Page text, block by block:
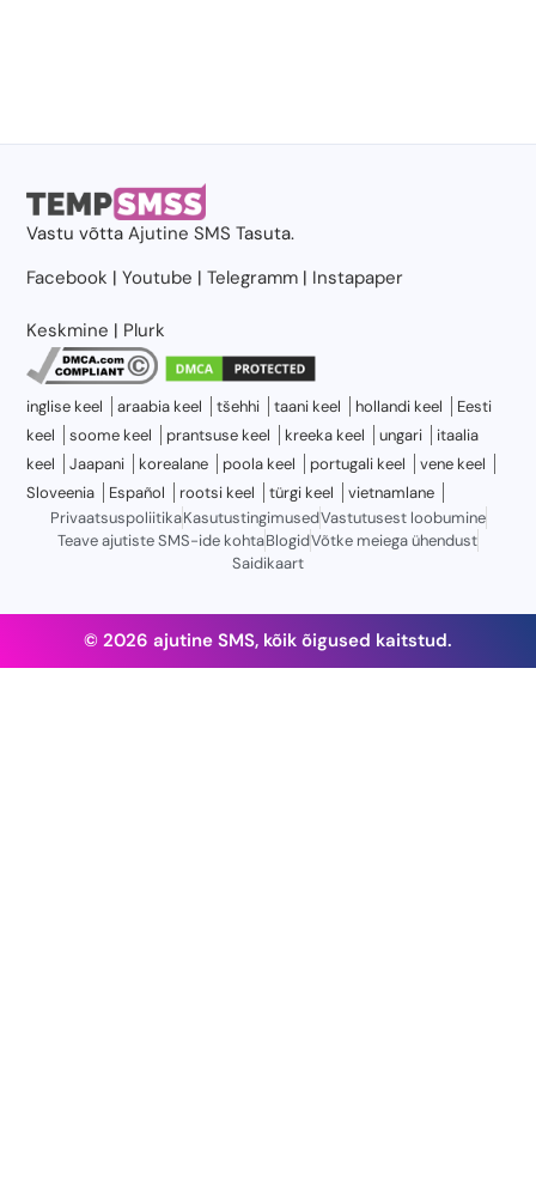
Vastu võttaAjutine SMS Tasuta.
Facebook |Youtube |Telegramm | Instapaper
Keskmine | Plurk
inglise keel araabia keel tšehhi taani keel hollandi keel
Eesti
keel
soome keel prantsuse keel kreeka keel ungari
itaalia
keel
Jaapani korealane poola keel portugali keel
vene keel
Sloveenia
Español rootsi keel türgi keel
vietnamlane
PrivaatsuspoliitikaKasutustingimusedVastutusest loobumine
Teave ajutiste SMS-ide kohtaBlogidVõtke meiega ühendust
Saidikaart
© 2026 ajutine SMS, kõik õigused kaitstud.